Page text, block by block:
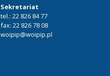
Sekretariat
tel.: 22 826 84 77
fax: 22 826 78 08
woipip@woipip.pl